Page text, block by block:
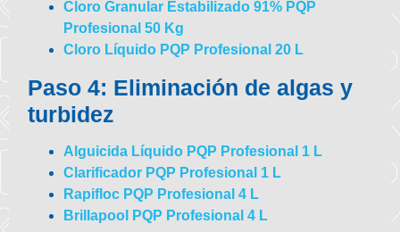
Cloro Granular Estabilizado 91% PQP
Profesional 50 Kg
Cloro Líquido PQP Profesional 20 L
Paso 4: Eliminación de algas y
turbidez
Alguicida Líquido PQP Profesional 1 L
Clarificador PQP Profesional 1 L
Rapifloc PQP Profesional 4 L
Brillapool PQP Profesional 4 L